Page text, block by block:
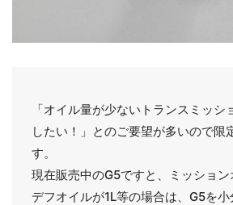
「オイル量が少ないトランスミッシ
したい！」とのご要望が多いので限
す。
現在販売中のG5ですと、ミッショ
デフオイルが1L等の場合は、G5を